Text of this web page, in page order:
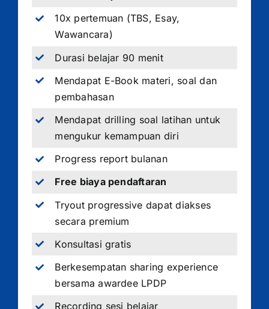
10x pertemuan (TBS, Esay,
Wawancara)
Durasi belajar 90 menit
Mendapat E-Book materi, soal dan
pembahasan
Mendapat drilling soal latihan untuk
mengukur kemampuan diri
Progress report bulanan
Free biaya pendaftaran
Tryout progressive dapat diakses
secara premium
Konsultasi gratis
Berkesempatan sharing experience
bersama awardee LPDP
Recording sesi belajar